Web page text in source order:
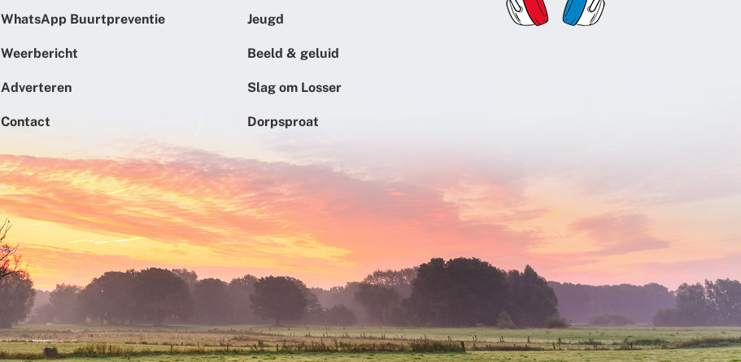
WhatsApp Buurtpreventie
Weerbericht
Adverteren
Contact
Jeugd
Beeld & geluid
Slag om Losser
Dorpsproat